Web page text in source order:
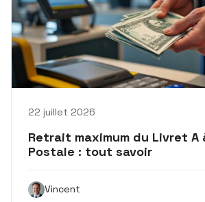
22 juillet 2026
Retrait maximum du Livret A
Postale : tout savoir
Vincent